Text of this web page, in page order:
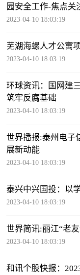
园安全工作-焦点关
2023-04-10 18:03:19
芜湖海螺人才公寓
2023-04-10 18:03:19
环球资讯：国网建
筑牢反腐基础
2023-04-10 18:03:19
世界播报:泰州电子
展新动能
2023-04-10 18:03:19
泰兴中兴国投：以
2023-04-10 18:03:19
世界简讯:丽江“老
2023-04-10 18:03:19
和讯个股快报：